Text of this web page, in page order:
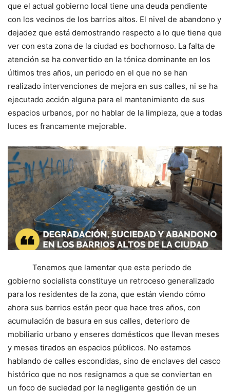
que el actual gobierno local tiene una deuda pendiente
con los vecinos de los barrios altos. El nivel de abandono y
dejadez que está demostrando respecto a lo que tiene que
ver con esta zona de la ciudad es bochornoso. La falta de
atención se ha convertido en la tónica dominante en los
últimos tres años, un periodo en el que no se han
realizado intervenciones de mejora en sus calles, ni se ha
ejecutado acción alguna para el mantenimiento de sus
espacios urbanos, por no hablar de la limpieza, que a todas
luces es francamente mejorable.
Tenemos que lamentar que este periodo de
gobierno socialista constituye un retroceso generalizado
para los residentes de la zona, que están viendo cómo
ahora sus barrios están peor que hace tres años, con
acumulación de basura en sus calles, deterioro de
mobiliario urbano y enseres domésticos que llevan meses
y meses tirados en espacios públicos. No estamos
hablando de calles escondidas, sino de enclaves del casco
histórico que no nos resignamos a que se conviertan en
un foco de suciedad por la negligente gestión de un